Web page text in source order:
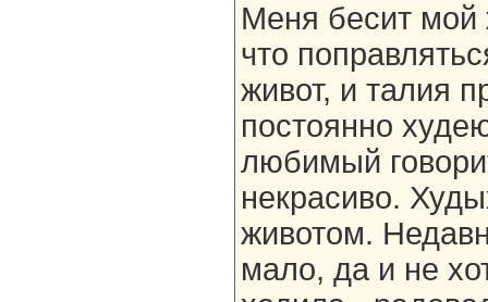
Меня бесит мой
что
живот, и талия
постоянно
любимый
некрасиво.
животом.
мало, да и не